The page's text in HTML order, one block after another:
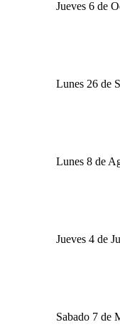
Jueves 6 de
Lunes 26 de
Lunes 8 de
Jueves 4 de
Sabado 7 de